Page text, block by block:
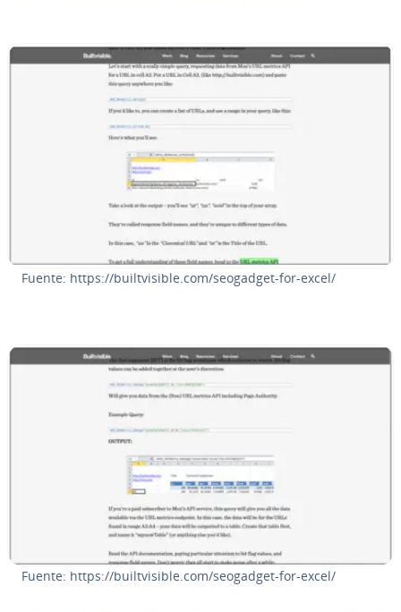
Fuente: https://bui­l­t­vi­si­ble.com/seogadget-for-excel/
Fuente: https://bui­l­t­vi­si­ble.com/seogadget-for-excel/